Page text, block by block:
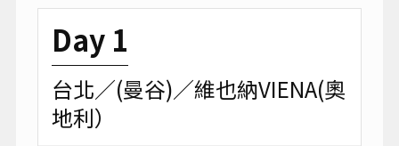
Day 1
台北／(曼谷)／維也納VIENA(奧
地利）